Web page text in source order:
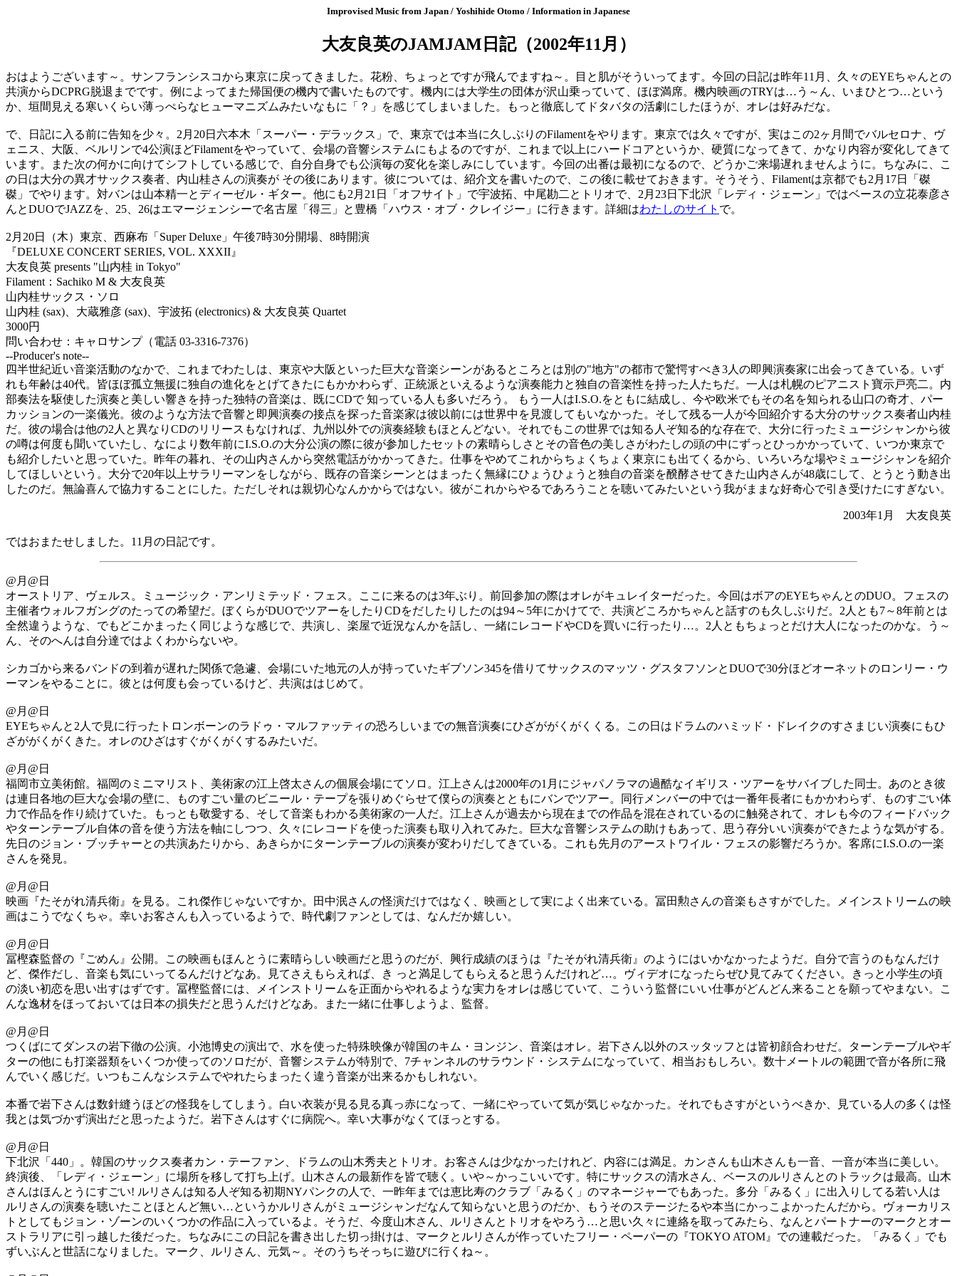
Improvised Music from Japan / Yoshihide Otomo / Information in Japanese
大友良英のJAMJAM日記（2002年11月）
おはようございます～。サンフランシスコから東京に戻ってきました。花粉、ちょっとですが飛んでますね～。目と肌がそういってます。今回の日記は昨年11月、久々のEYEちゃんとの
共演からDCPRG脱退までです。例によってまた帰国便の機内で書いたものです。機内には大学生の団体が沢山乗っていて、ほぼ満席。機内映画のTRYは…う～ん、いまひとつ…という
か、垣間見える寒いくらい薄っぺらなヒューマニズムみたいなもに「？」を感じてしまいました。もっと徹底してドタバタの活劇にしたほうが、オレは好みだな。
で、日記に入る前に告知を少々。2月20日六本木「スーパー・デラックス」で、東京では本当に久しぶりのFilamentをやります。東京では久々ですが、実はこの2ヶ月間でバルセロナ、ヴ
ェニス、大阪、ベルリンで4公演ほどFilamentをやっていて、会場の音響システムにもよるのですが、これまで以上にハードコアというか、硬質になってきて、かなり内容が変化してきて
います。また次の何かに向けてシフトしている感じで、自分自身でも公演毎の変化を楽しみにしています。今回の出番は最初になるので、どうかご来場遅れませんように。ちなみに、こ
の日は大分の異才サックス奏者、内山桂さんの演奏が その後にあります。彼については、紹介文を書いたので、この後に載せておきます。そうそう、Filamentは京都でも2月17日「磔
磔」でやります。対バンは山本精一とディーゼル・ギター。他にも2月21日「オフサイト」で宇波拓、中尾勘二とトリオで、2月23日下北沢「レディ・ジェーン」ではベースの立花泰彦さ
んとDUOでJAZZを、25、26はエマージェンシーで名古屋「得三」と豊橋「ハウス・オブ・クレイジー」に行きます。詳細はわたしのサイト で。
2月20日（木）東京、西麻布「Super Deluxe」午後7時30分開場、8時開演
『DELUXE CONCERT SERIES, VOL. XXXII』
大友良英 presents "山内桂 in Tokyo"
Filament：Sachiko M & 大友良英
山内桂サックス・ソロ
山内桂 (sax)、大蔵雅彦 (sax)、宇波拓 (electronics) & 大友良英 Quartet
3000円
問い合わせ：キャロサンプ（電話 03-3316-7376）
--Producer's note--
四半世紀近い音楽活動のなかで、これまでわたしは、東京や大阪といった巨大な音楽シーンがあるところとは別の"地方"の都市で驚愕すべき3人の即興演奏家に出会ってきている。いず
れも年齢は40代。皆ほぼ孤立無援に独自の進化をとげてきたにもかかわらず、正統派といえるような演奏能力と独自の音楽性を持った人たちだ。一人は札幌のピアニスト寶示戸亮二。内
部奏法を駆使した演奏と美しい響きを持った独特の音楽は、既にCDで 知っている人も多いだろう。 もう一人はI.S.O.をともに結成し、今や欧米でもその名を知られる山口の奇才、パー
カッションの一楽儀光。彼のような方法で音響と即興演奏の接点を探った音楽家は彼以前には世界中を見渡してもいなかった。そして残る一人が今回紹介する大分のサックス奏者山内桂
だ。彼の場合は他の2人と異なりCDのリリースもなければ、九州以外での演奏経験もほとんどない。それでもこの世界では知る人ぞ知る的な存在で、大分に行ったミュージシャンから彼
の噂は何度も聞いていたし、なにより数年前にI.S.O.の大分公演の際に彼が参加したセットの素晴らしさとその音色の美しさがわたしの頭の中にずっとひっかかっていて、いつか東京で
も紹介したいと思っていた。昨年の暮れ、その山内さんから突然電話がかかってきた。仕事をやめてこれからちょくちょく東京にも出てくるから、いろいろな場やミュージシャンを紹介
してほしいという。大分で20年以上サラリーマンをしながら、既存の音楽シーンとはまったく無縁にひょうひょうと独自の音楽を醗酵させてきた山内さんが48歳にして、とうとう動き出
したのだ。無論喜んで協力することにした。ただしそれは親切心なんかからではない。彼がこれからやるであろうことを聴いてみたいという我がままな好奇心で引き受けたにすぎない。
2003年1月 大友良英
ではおまたせしました。11月の日記です。
@月@日
オーストリア、ヴェルス。ミュージック・アンリミテッド・フェス。ここに来るのは3年ぶり。前回参加の際はオレがキュレイターだった。今回はボアのEYEちゃんとのDUO。フェスの
主催者ウォルフガングのたっての希望だ。ぼくらがDUOでツアーをしたりCDをだしたりしたのは94～5年にかけてで、共演どころかちゃんと話すのも久しぶりだ。2人とも7～8年前とは
全然違うような、でもどこかまったく同じような感じで、共演し、楽屋で近況なんかを話し、一緒にレコードやCDを買いに行ったり…。2人ともちょっとだけ大人になったのかな。う～
ん、そのへんは自分達ではよくわからないや。
シカゴから来るバンドの到着が遅れた関係で急遽、会場にいた地元の人が持っていたギブソン345を借りてサックスのマッツ・グスタフソンとDUOで30分ほどオーネットのロンリー・ウ
ーマンをやることに。彼とは何度も会っているけど、共演ははじめて。
@月@日
EYEちゃんと2人で見に行ったトロンボーンのラドゥ・マルファッティの恐ろしいまでの無音演奏にひざががくがくくる。この日はドラムのハミッド・ドレイクのすさまじい演奏にもひ
ざががくがくきた。オレのひざはすぐがくがくするみたいだ。
@月@日
福岡市立美術館。福岡のミニマリスト、美術家の江上啓太さんの個展会場にてソロ。江上さんは2000年の1月にジャパノラマの過酷なイギリス・ツアーをサバイブした同士。あのとき彼
は連日各地の巨大な会場の壁に、ものすごい量のビニール・テープを張りめぐらせて僕らの演奏とともにバンでツアー。同行メンバーの中では一番年長者にもかかわらず、ものすごい体
力で作品を作り続けていた。もっとも敬愛する、そして音楽もわかる美術家の一人だ。江上さんが過去から現在までの作品を混在されているのに触発されて、オレも今のフィードバック
やターンテーブル自体の音を使う方法を軸にしつつ、久々にレコードを使った演奏も取り入れてみた。巨大な音響システムの助けもあって、思う存分いい演奏ができたような気がする。
先日のジョン・ブッチャーとの共演あたりから、あきらかにターンテーブルの演奏が変わりだしてきている。これも先月のアーストワイル・フェスの影響だろうか。客席にI.S.O.の一楽
さんを発見。
@月@日
映画『たそがれ清兵衛』を見る。これ傑作じゃないですか。田中泯さんの怪演だけではなく、映画として実によく出来ている。冨田勲さんの音楽もさすがでした。メインストリームの映
画はこうでなくちゃ。幸いお客さんも入っているようで、時代劇ファンとしては、なんだか嬉しい。
@月@日
冨樫森監督の『ごめん』公開。この映画もほんとうに素晴らしい映画だと思うのだが、興行成績のほうは『たそがれ清兵衛』のようにはいかなかったようだ。自分で言うのもなんだけ
ど、傑作だし、音楽も気にいってるんだけどなあ。見てさえもらえれば、き っと満足してもらえると思うんだけれど…。ヴィデオになったらぜひ見てみてください。きっと小学生の頃
の淡い初恋を思い出すはずです。冨樫監督には、メインストリームを正面からやれるような実力をオレは感じていて、こういう監督にいい仕事がどんどん来ることを願ってやまない。こ
んな逸材をほっておいては日本の損失だと思うんだけどなあ。また一緒に仕事しようよ、監督。
@月@日
つくばにてダンスの岩下徹の公演。小池博史の演出で、水を使った特殊映像が韓国のキム・ヨンジン、音楽はオレ。岩下さん以外のスッタッフとは皆初顔合わせだ。ターンテーブルやギ
ターの他にも打楽器類をいくつか使ってのソロだが、音響システムが特別で、7チャンネルのサラウンド・システムになっていて、相当おもしろい。数十メートルの範囲で音が各所に飛
んでいく感じだ。いつもこんなシステムでやれたらまったく違う音楽が出来るかもしれない。
本番で岩下さんは数針縫うほどの怪我をしてしまう。白い衣装が見る見る真っ赤になって、一緒にやっていて気が気じゃなかった。それでもさすがというべきか、見ている人の多くは怪
我とは気づかず演出だと思ったようだ。岩下さんはすぐに病院へ。幸い大事がなくてほっとする。
@月@日
下北沢「440」。韓国のサックス奏者カン・テーファン、ドラムの山木秀夫とトリオ。お客さんは少なかったけれど、内容には満足。カンさんも山木さんも一音、一音が本当に美しい。
終演後、「レディ・ジェーン」に場所を移して打ち上げ。山木さんの最新作を皆で聴く。いや～かっこいいです。特にサックスの清水さん、ベースのルリさんとのトラックは最高。山木
さんはほんとうにすごい! ルリさんは知る人ぞ知る初期NYパンクの人で、一昨年までは恵比寿のクラブ「みるく」のマネージャーでもあった。多分「みるく」に出入りしてる若い人は
ルリさんの演奏を聴いたことほとんど無い…というかルリさんがミュージシャンだなんて知らないと思うのだか、もうそのステージたるや本当にかっこよかったんだから。ヴォーカリス
トとしてもジョン・ゾーンのいくつかの作品に入っているよ。そうだ、今度山木さん、ルリさんとトリオをやろう…と思い久々に連絡を取ってみたら、なんとパートナーのマークとオー
ストラリアに引っ越した後だった。ちなみにこの日記を書き出した切っ掛けは、マークとルリさんが作っていたフリー・ペーパーの『TOKYO ATOM』での連載だった。「みるく」でも
ずいぶんと世話になりました。マーク、ルリさん、元気～。そのうちそっちに遊びに行くね～。